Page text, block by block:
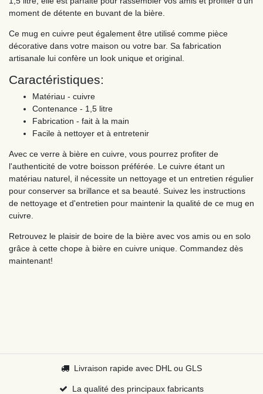
moment de détente en buvant de la bière.
Ce mug en cuivre peut également être utilisé comme pièce
décorative dans votre maison ou votre bar. Sa fabrication
artisanale lui confère un look unique et original.
Caractéristiques:
Matériau - cuivre
Contenance - 1,5 litre
Fabrication - fait à la main
Facile à nettoyer et à entretenir
Avec ce verre à bière en cuivre, vous pourrez profiter de
l'authenticité de votre boisson préférée. Le cuivre étant un
matériau naturel, il nécessite un nettoyage et un entretien régulier
pour conserver sa brillance et sa beauté. Suivez les instructions
de nettoyage et d'entretien pour maintenir la qualité de ce mug en
cuivre.
Retrouvez le plaisir de boire de la bière avec vos amis ou en solo
grâce à cette chope à bière en cuivre unique. Commandez dès
maintenant!
Livraison rapide avec DHL ou GLS
La qualité des principaux fabricants